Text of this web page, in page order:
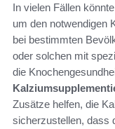
In vielen Fällen
um den notwendigen
bei bestimmten
oder solchen mit
die
Zusätze helfen, die
sicherzustellen, dass